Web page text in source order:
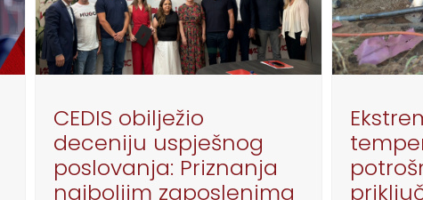
CEDIS obilježio
deceniju uspješnog
poslovanja: Priznanja
najboljim zaposlenima